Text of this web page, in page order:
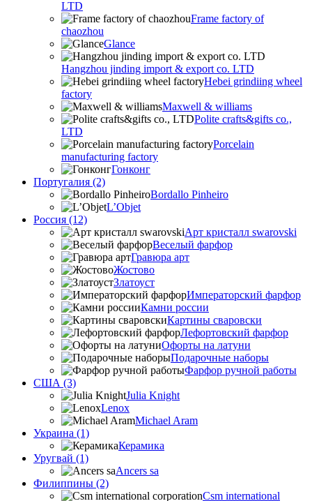
LTD
Frame factory of
chaozhou
Glance
Hangzhou jinding import & export co. LTD
Hebei grindiing wheel
factory
Maxwell & williams
Polite crafts&gifts co.,
LTD
Porcelain
manufacturing factory
Гонконг
Португалия (2)
Bordallo Pinheiro
L’Objet
Россия (12)
Арт кристалл swarovski
Веселый фарфор
Гравюра арт
Жостово
Златоуст
Императорский фарфор
Камни россии
Картины сваровски
Лефортовский фарфор
Офорты на латуни
Подарочные наборы
Фарфор ручной работы
США (3)
Julia Knight
Lenox
Michael Aram
Украина (1)
Керамика
Уругвай (1)
Ancers sa
Филиппины (2)
Csm international